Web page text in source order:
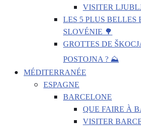
VISITER
LES 5 PLUS BELLES
SLOVÉNIE 🌳
GROTTES DE
POSTOJNA ? ⛰️
MÉDITERRANÉE
ESPAGNE
BARCELONE
QUE FAIRE À
VISITER